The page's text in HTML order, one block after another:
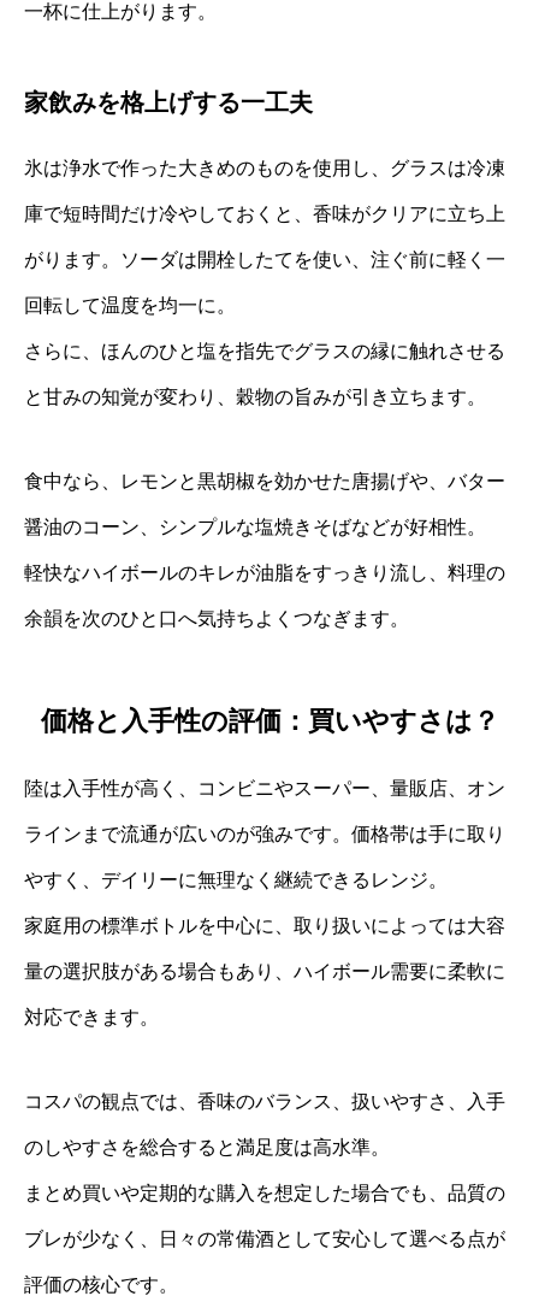
一杯に仕上がります。
家飲みを格上げする一工夫
氷は浄水で作った大きめのものを使用し、グラスは冷凍
庫で短時間だけ冷やしておくと、香味がクリアに立ち上
がります。ソーダは開栓したてを使い、注ぐ前に軽く一
回転して温度を均一に。
さらに、ほんのひと塩を指先でグラスの縁に触れさせる
と甘みの知覚が変わり、穀物の旨みが引き立ちます。
食中なら、レモンと黒胡椒を効かせた唐揚げや、バター
醤油のコーン、シンプルな塩焼きそばなどが好相性。
軽快なハイボールのキレが油脂をすっきり流し、料理の
余韻を次のひと口へ気持ちよくつなぎます。
価格と入手性の評価：買いやすさは？
陸は入手性が高く、コンビニやスーパー、量販店、オン
ラインまで流通が広いのが強みです。価格帯は手に取り
やすく、デイリーに無理なく継続できるレンジ。
家庭用の標準ボトルを中心に、取り扱いによっては大容
量の選択肢がある場合もあり、ハイボール需要に柔軟に
対応できます。
コスパの観点では、香味のバランス、扱いやすさ、入手
のしやすさを総合すると満足度は高水準。
まとめ買いや定期的な購入を想定した場合でも、品質の
ブレが少なく、日々の常備酒として安心して選べる点が
評価の核心です。